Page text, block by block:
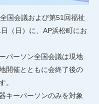
国会議および第51回福祉
（日）に、AP浜松町にお
パーソン全国会議は現地
開催とともに会終了後の
。
キーパーソンのみを対象